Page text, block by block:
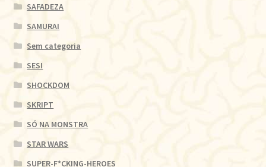
SAFADEZA
SAMURAI
Sem categoria
SESI
SHOCKDOM
SKRIPT
SÓ NA MONSTRA
STAR WARS
SUPER-F*CKING-HEROES